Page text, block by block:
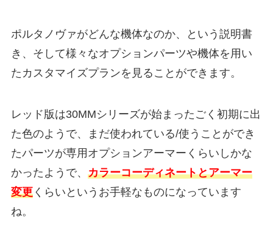
ポルタノヴァがどんな機体なのか、という説明書
き、そして様々なオプションパーツや機体を用い
たカスタマイズプランを見ることができます。
レッド版は30MMシリーズが始まったごく初期に出
た色のようで、まだ使われている/使うことができ
たパーツが専用オプションアーマーくらいしかな
かったようで、 カラーコーディネートとアーマー
変更くらいというお手軽なものになっています
ね。